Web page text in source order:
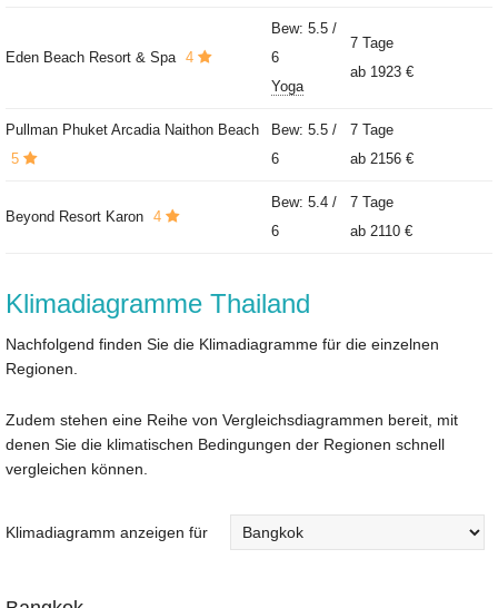
Eden Beach Resort & Spa 4
Bew: 5.5 /
6
Yoga
7 Tage
ab 1923 €
Pullman Phuket Arcadia Naithon Beach
5
Bew: 5.5 /
6
7 Tage
ab 2156 €
Beyond Resort Karon 4
Bew: 5.4 /
6
7 Tage
ab 2110 €
Klimadiagramme Thailand
Nachfolgend finden Sie die Klimadiagramme für die einzelnen
Regionen.
Zudem stehen eine Reihe von Vergleichsdiagrammen bereit, mit
denen Sie die klimatischen Bedingungen der Regionen schnell
vergleichen können.
Klimadiagramm anzeigen für